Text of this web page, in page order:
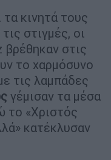
κινητά τους
στιγμές, οι
στις
το χαρμόσυνο
τις λαμπάδες
γέμισαν τα μέσα
το «Χριστός
κατέκλυσαν